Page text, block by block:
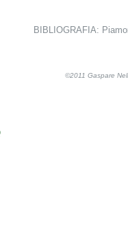
BIBLIOGRAFIA:
©2011 Gaspare